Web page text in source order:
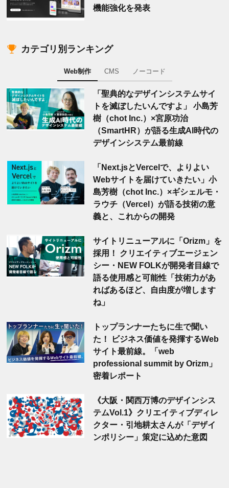
機能強化を発表
カテゴリ別ランキング
Web制作 CMS ノーコード
「聖典的なデザインシステムサイ
トを滅ぼしたいんですよ」 小島芳
樹（chot Inc.）×宮原功治
（SmartHR）が語る生成AI時代の
デザインシステム最前線
「Next.jsとVercelで、よりよい
Webサイトを届けていきたい」小
島芳樹（chot Inc.）×ギシェルモ・
ラウチ（Vercel）が語る技術の意
義と、これからの開発
サイトリニューアルに「Orizm」を
採用！ クリエイティブエージェン
シー・NEW FOLKが開発者目線で
語る使用感と可能性「技術力があ
ればあるほど、自由度が増します
ね」
トップランナーたちに生で聞い
た！ ビジネス価値を発揮するWeb
サイト最前線。「web
professional summit by Orizm」
密着レポート
《大阪・関西万博のデザインシス
テムVol.1》クリエイティブディレ
クター・引地耕太さんが「デザイ
ンポリシー」策定に込めた意図